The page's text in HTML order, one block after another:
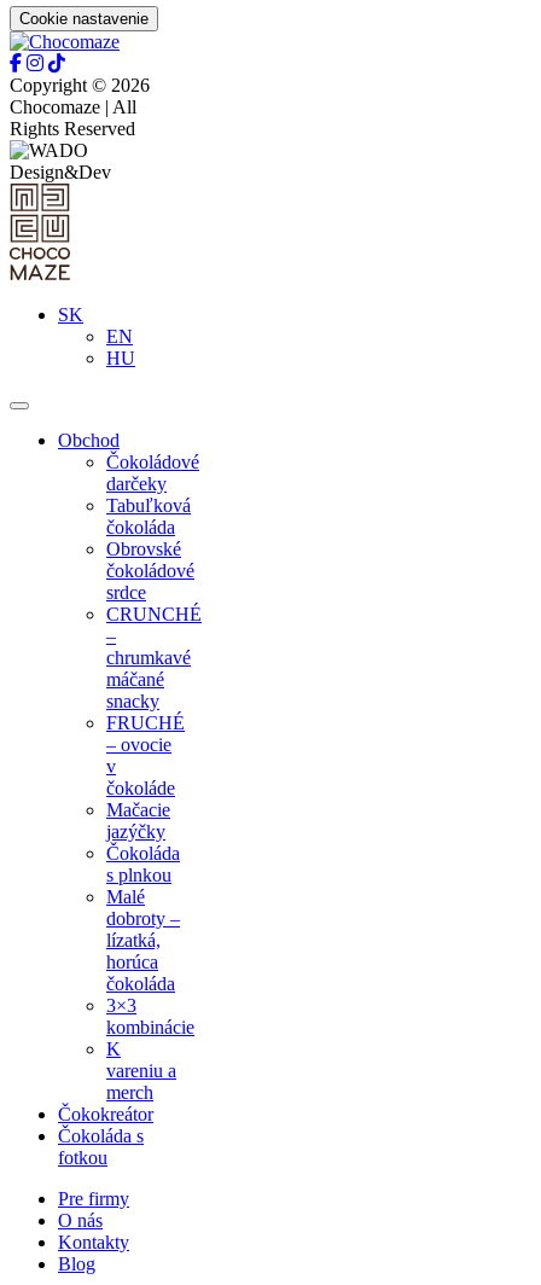
Cookie nastavenie
Copyright © 2026
Chocomaze | All
Rights Reserved
SK
EN
HU
Obchod
Čokoládové
darčeky
Tabuľková
čokoláda
Obrovské
čokoládové
srdce
CRUNCHÉ
–
chrumkavé
máčané
snacky
FRUCHÉ
– ovocie
v
čokoláde
Mačacie
jazýčky
Čokoláda
s plnkou
Malé
dobroty –
lízatká,
horúca
čokoláda
3×3
kombinácie
K
vareniu a
merch
Čokokreátor
Čokoláda s
fotkou
Pre firmy
O nás
Kontakty
Blog